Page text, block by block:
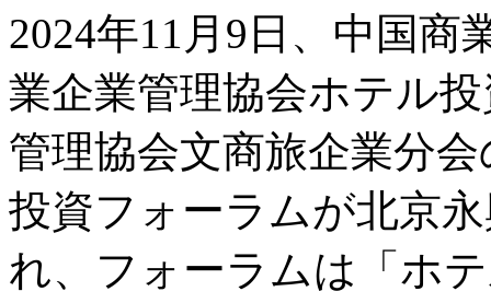
2024年11月9日、中国商
業企業管理協会ホテル
管理協会文商旅企業分
投資フォーラムが北京
れ、フォーラムは「ホ